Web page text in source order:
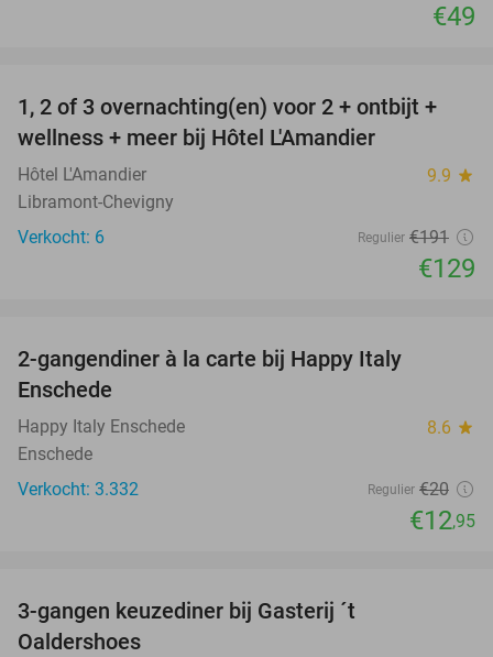
€49
32%
TODAY
1, 2 of 3 overnachting(en) voor 2 + ontbijt +
wellness + meer bij Hôtel L'Amandier
Hôtel L'Amandier 9.9 star
Libramont-Chevigny
Verkocht: 6
Regulier €191
€129
2-gangendiner à la carte bij Happy Italy
Enschede
Happy Italy Enschede 8.6 star
Enschede
Verkocht: 3.332
Regulier €20
€12,95
3-gangen keuzediner bij Gasterij ´t
Oaldershoes